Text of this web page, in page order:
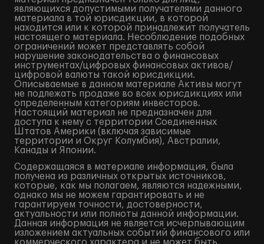
являющихся допустимыми получателями данного
материала в той юрисдикции, в которой
находится или к которой принадлежит получатель
настоящего материала. Несоблюдение подобных
ограничений может представлять собой
нарушение законодательства о финансовых
инструментах/цифровых финансовых активов/
цифровой валюты такой юрисдикции.
Описываемые в данном материале Активы могут
не подлежать продаже во всех юрисдикциях или
определенным категориям инвесторов.
Настоящий материал не предназначен для
доступа к нему с территории Соединенных
Штатов Америки (включая зависимые
территории и Округ Колумбия), Австралии,
Канады и Японии.
Содержащаяся в материале информация, была
получена из различных открытых источников,
которые, как мы полагаем, являются надежными,
однако мы не можем гарантировать и не
гарантируем точности, достоверности,
актуальности или полноты данной информации.
Данная информация не является исчерпывающим
изложением актуальных событий финансового или